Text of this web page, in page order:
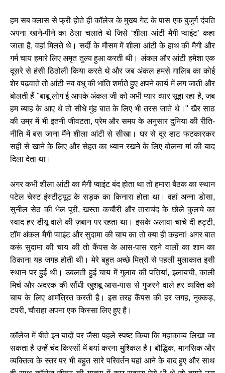
हम सब क्लास से फ्री होते ही कॉलेज के मुख्य गेट के पास एक बुजुर्ग दंपति
अपना खाने-पीने का ठेला चलाते थे जिसे ‘शीला आंटी मैगी प्वाइंट’ कहा
जाता है, वहां मिलते थे। सर्दी के मौसम में शीला आंटी के हाथ की मैगी और
गर्म चाय हमारे लिए अमृत तुल्य हुआ करती थी। अंकल और आंटी हमेशा एक
दूसरे से हंसी ठिठोली किया करते थे और जब अंकल हमसे ग़ालिब का कोई
शेर पढ़वाते तो आंटी नव वधु की भांति शर्माते हुए अपने कार्य में लग जाती और
बोलती हैं "बाबू लोग ई आपके अंकल जी को अभी प्यार व्यार सूझ रहा है, जब
हम ब्याह के आए थे तो सीधे मुंह बात के लिए भी तरस जाते थे।" खैर साठ
की उम्र में भी इतनी जीवटता, प्रेम और समय के अनुसार दुनिया की रीति-
नीति में बस जाना मैंने शीला आंटी से सीखा। घर से दूर डाट फटकारकर
सही से खाने के लिए और सेहत का ध्यान रखने के लिए बोलना मां की याद
दिला देता था।
अगर कभी शीला आंटी का मैगी प्वाइंट बंद होता था तो हमारा बैठक का स्थान
पटेल चेस्ट इंस्टीट्यूट के सड़क का किनारा होता था। वहां अन्ना डोसा,
सुनील सेठ की भेल पूरी, खस्ता कचौरी और ताराचंद के छोले कुलचे का
स्वाद हर डीयू वाले की ज़बान पर रहता था। इसके अलावा चाचे दी हट्टी,
टॉम अंकल मैगी प्वाइंट और सुदामा की चाय का तो क्या ही कहना! अगर बात
करूं सुदामा की चाय की तो कैंपस के आस-पास रहने वालों का शाम का
ठिकाना यह जगह होती थी। मेरे बहुत अच्छे मित्रों से पहली मुलाकात इसी
स्थान पर हुई थी। उबलती हुई चाय में गुलाब की पत्तियां, इलायची, काली
मिर्च और अदरक की सौंधी खुशबू आस-पास से गुजरने वाले हर व्यक्ति को
चाय के लिए आमंत्रित करती है। इस तरह कैंपस की हर जगह, नुक्कड़,
टपरी, चौराहा अपना एक किस्सा लिए हुए है।
कॉलेज में बीते इन यादों पर जैसा पहले स्पष्ट किया कि महाकाव्य लिखा जा
सकता है उन्हें चंद किस्सों में बयां करना मुश्किल है। बौद्धिक, मानसिक और
व्यक्तित्व के स्तर पर भी बहुत सारे परिवर्तन यहां आने के बाद हुए और साथ